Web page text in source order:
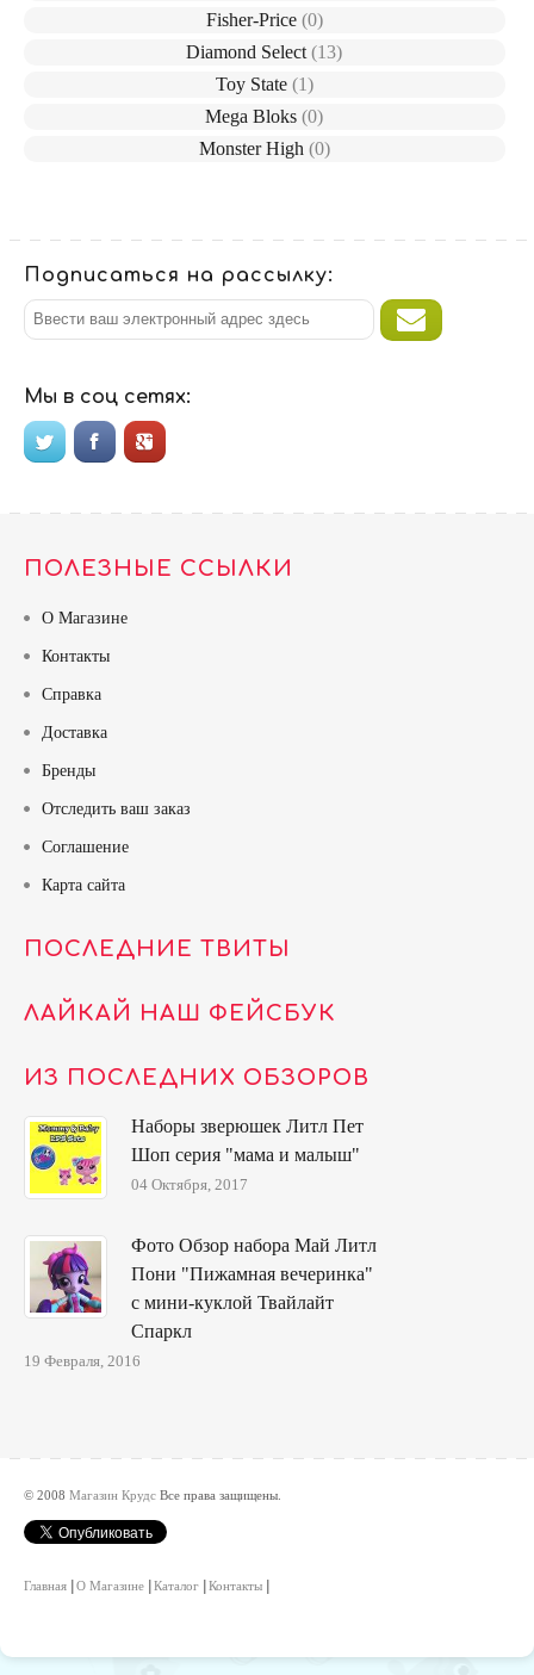
Fisher-Price (0)
Diamond Select(13)
Toy State (1)
Mega Bloks(0)
Monster High (0)
Подписаться на рассылку:
Мы в соц сетях:
ПОЛЕЗНЫЕ ССЫЛКИ
О Магазине
Контакты
Справка
Доставка
Бренды
Отследить ваш заказ
Соглашение
Карта сайта
ПОСЛЕДНИЕ ТВИТЫ
ЛАЙКАЙ НАШ ФЕЙСБУК
ИЗ ПОСЛЕДНИХ ОБЗОРОВ
Наборы зверюшек Литл Пет
Шоп серия "мама и малыш"
04 Октября, 2017
Фото Обзор набора Май Литл
Пони "Пижамная вечеринка"
с мини-куклой Твайлайт
Спаркл
19 Февраля, 2016
© 2008 Магазин Крудс Все права защищены.
Главная О Магазине Каталог Контакты